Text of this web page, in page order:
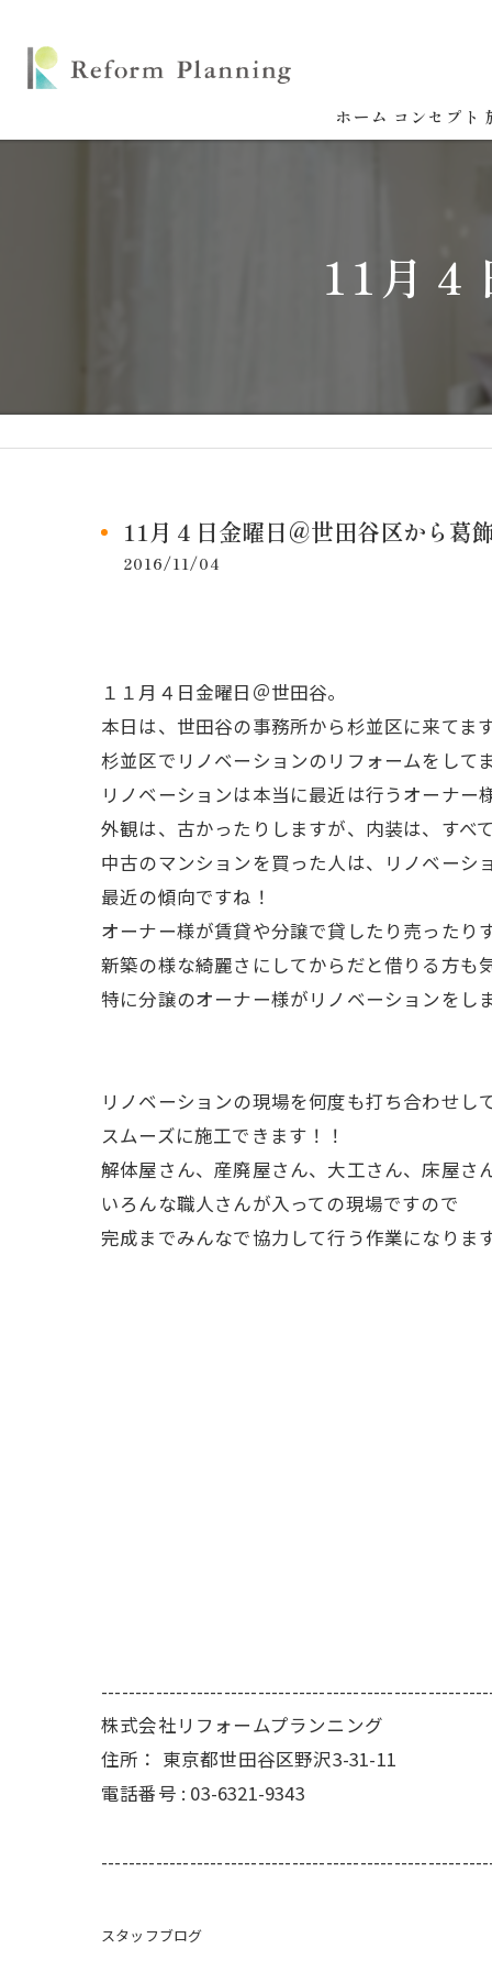
ホーム コンセプト
11月４
11月４日金曜日＠世田谷区から葛
2016/11/04
１１月４日金曜日＠世田谷。
本日は、世田谷の事務所から杉並区に来てます
杉並区でリノベーションのリフォームをしてま
リノベーションは本当に最近は行うオーナー
外観は、古かったりしますが、内装は、すべ
中古のマンションを買った人は、リノベーシ
最近の傾向ですね！
オーナー様が賃貸や分譲で貸したり売ったり
新築の様な綺麗さにしてからだと借りる方も
特に分譲のオーナー様がリノベーションをし
リノベーションの現場を何度も打ち合わせし
スムーズに施工できます！！
解体屋さん、産廃屋さん、大工さん、床屋さ
いろんな職人さんが入っての現場ですので
完成までみんなで協力して行う作業になりま
株式会社リフォームプランニング
住所： 東京都世田谷区野沢3-31-11
電話番号 : 03-6321-9343
スタッフブログ